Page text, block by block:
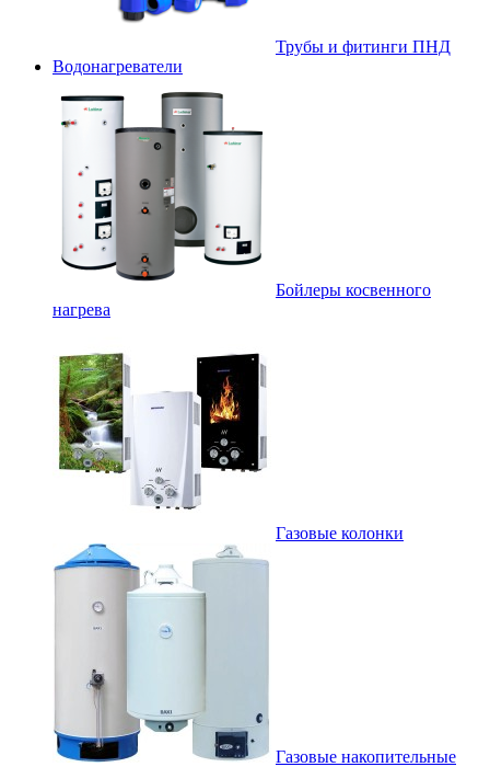
Трубы и фитинги ПНД
Водонагреватели
Бойлеры косвенного
нагрева
Газовые колонки
Газовые накопительные